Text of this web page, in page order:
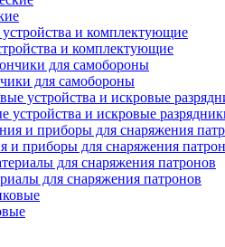
и комплектующие
для самобороны
устройства и искровые
и приборы для снаряжения
для снаряжения патронов